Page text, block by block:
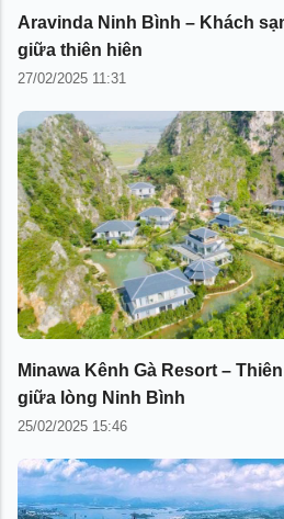
Aravinda Ninh Bình – Khách
giữa thiên hiên
27/02/2025 11:31
Minawa Kênh Gà Resort –
giữa lòng Ninh Bình
25/02/2025 15:46